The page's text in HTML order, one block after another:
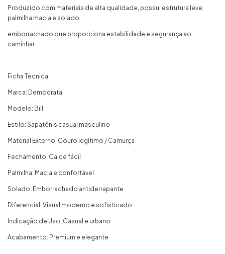
Produzido com materiais de alta qualidade, possui estrutura leve,
palmilha macia e solado
emborrachado que proporciona estabilidade e segurança ao
caminhar.
Ficha Técnica
Marca: Democrata
Modelo: Bill
Estilo: Sapatênis casual masculino
Material Externo: Couro legítimo / Camurça
Fechamento: Calce fácil
Palmilha: Macia e confortável
Solado: Emborrachado antiderrapante
Diferencial: Visual moderno e sofisticado
Indicação de Uso: Casual e urbano
Acabamento: Premium e elegante